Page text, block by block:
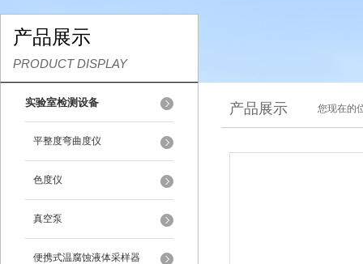
产品展示
PRODUCT DISPLAY
实验室检测设备
平整度弯曲度仪
色度仪
真空泵
便携式温腐蚀液体采样器
产品展示 您现在的